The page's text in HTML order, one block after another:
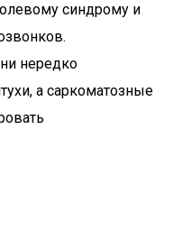
синдрому и
нередко
а саркоматозные